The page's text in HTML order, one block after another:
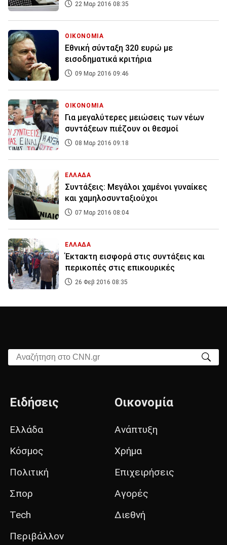
22 Μαρ 2016 08:35
ΟΙΚΟΝΟΜΙΑ
Εθνική σύνταξη 320 ευρώ με
εισοδηματικά κριτήρια
09 Μαρ 2016 09:46
ΟΙΚΟΝΟΜΙΑ
Για μεγαλύτερες μειώσεις των νέων
συντάξεων πιέζουν οι θεσμοί
08 Μαρ 2016 09:18
ΕΛΛΑΔΑ
Συντάξεις: Μεγάλοι χαμένοι γυναίκες
και χαμηλοσυνταξιούχοι
07 Μαρ 2016 08:04
ΕΛΛΑΔΑ
Έκτακτη εισφορά στις συντάξεις και
περικοπές στις επικουρικές
26 Φεβ 2016 08:35
Αναζήτηση στο CNN.gr
Ειδήσεις
Ελλάδα
Κόσμος
Πολιτική
Σπορ
Tech
Περιβάλλον
Οικονομία
Ανάπτυξη
Χρήμα
Επιχειρήσεις
Αγορές
Διεθνή